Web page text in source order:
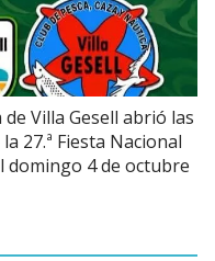
de Villa Gesell abrió las
27.ª Fiesta Nacional
domingo 4 de octubre